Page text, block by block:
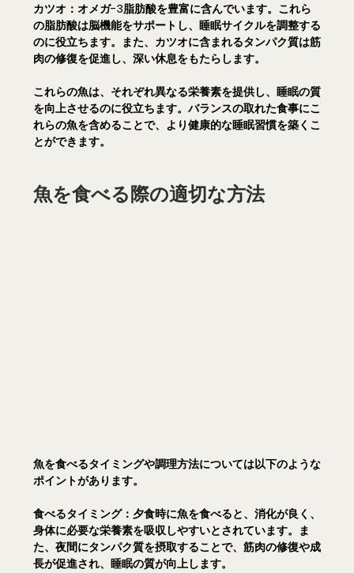
カツオ： オメガ-3脂肪酸を豊富に含んでいます。これら
の脂肪酸は脳機能をサポートし、睡眠サイクルを調整する
のに役立ちます。また、カツオに含まれるタンパク質は筋
肉の修復を促進し、深い休息をもたらします。
これらの魚は、それぞれ異なる栄養素を提供し、睡眠の質
を向上させるのに役立ちます。バランスの取れた食事にこ
れらの魚を含めることで、より健康的な睡眠習慣を築くこ
とができます。
魚を食べる際の適切な方法
魚を食べるタイミングや調理方法については以下のような
ポイントがあります。
食べるタイミング： 夕食時に魚を食べると、消化が良く、
身体に必要な栄養素を吸収しやすいとされています。ま
た、夜間にタンパク質を摂取することで、筋肉の修復や成
長が促進され、睡眠の質が向上します。